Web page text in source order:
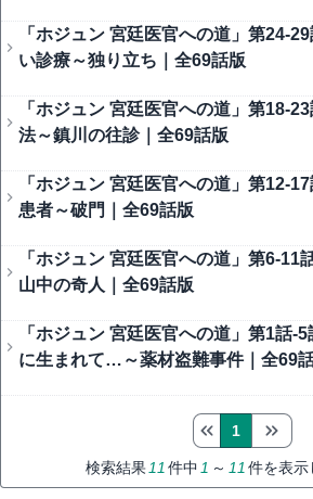
「ホジュン 宮廷医官への道」第24-
い診療～独り立ち｜全69話版
「ホジュン 宮廷医官への道」第18-
法～鎮川の往診｜全69話版
「ホジュン 宮廷医官への道」第12-
患者～破門｜全69話版
「ホジュン 宮廷医官への道」第6-11
山中の奇人｜全69話版
「ホジュン 宮廷医官への道」第1話-
に生まれて…～薬材盗難事件｜全69
検索結果 11 件中 1 ～ 11 件を表示
1